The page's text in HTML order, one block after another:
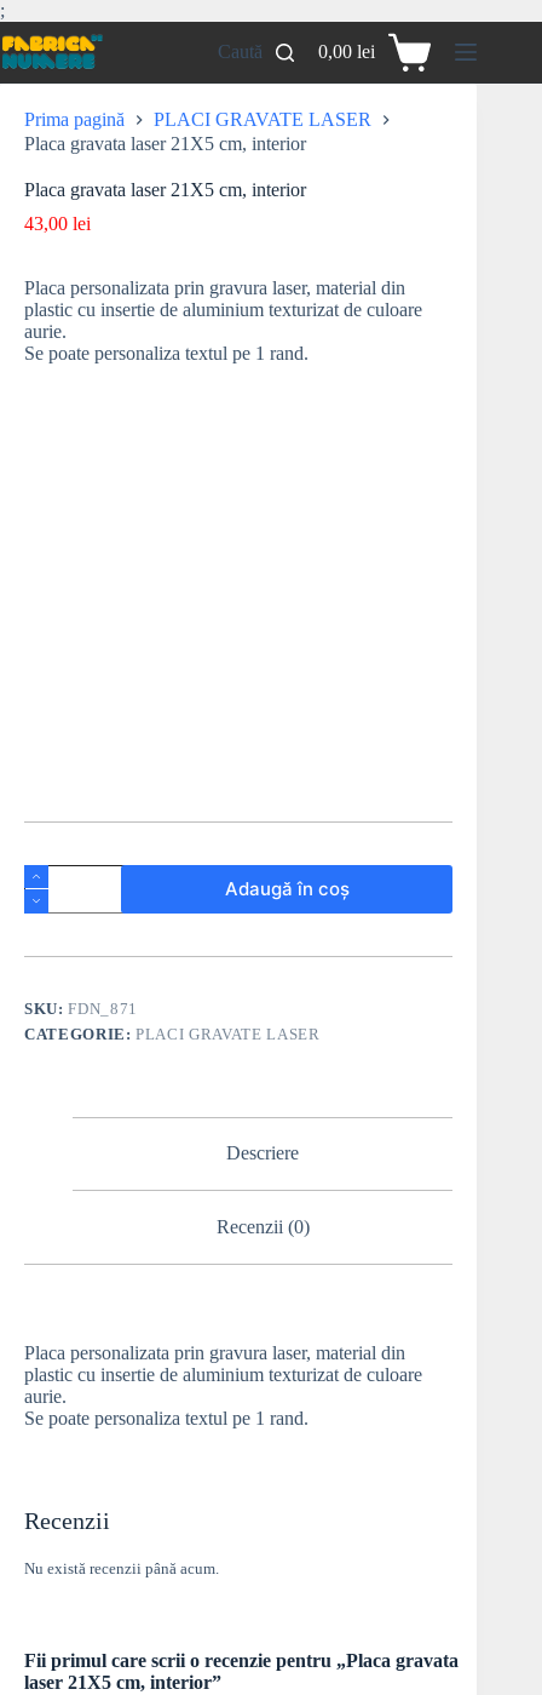
;
Caută
0,00lei
Prima pagină
PLACI GRAVATE LASER
Placa gravata laser 21X5 cm, interior
Placa gravata laser 21X5 cm, interior
43,00 lei
Placa personalizata prin gravura laser, material din
plastic cu insertie de aluminium texturizat de culoare
aurie.
Se poate personaliza textul pe 1 rand.
Adaugă în coș
SKU:FDN_871
CATEGORIE:PLACI GRAVATE LASER
Descriere
Recenzii (0)
Placa personalizata prin gravura laser, material din
plastic cu insertie de aluminium texturizat de culoare
aurie.
Se poate personaliza textul pe 1 rand.
Recenzii
Nu există recenzii până acum.
Fii primul care scrii o recenzie pentru „Placa gravata
laser 21X5 cm, interior”